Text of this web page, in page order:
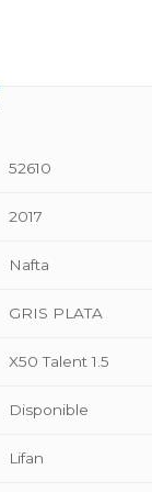
52610
2017
Nafta
GRIS PLATA
X50 Talent 1.5
Disponible
Lifan